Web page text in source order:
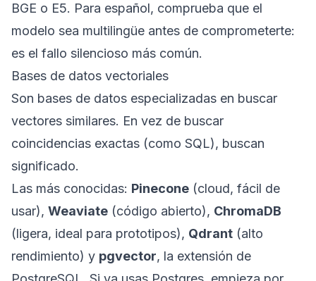
BGE o E5. Para español, comprueba que el
modelo sea multilingüe antes de comprometerte:
es el fallo silencioso más común.
Bases de datos vectoriales
Son bases de datos especializadas en buscar
vectores similares. En vez de buscar
coincidencias exactas (como SQL), buscan
significado.
Las más conocidas: Pinecone (cloud, fácil de
usar), Weaviate (código abierto), ChromaDB
(ligera, ideal para prototipos), Qdrant (alto
rendimiento) y pgvector, la extensión de